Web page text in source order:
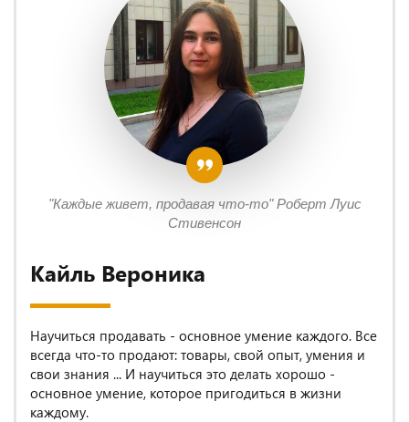
Кайль Вероника
Научиться продавать - основное умение каждого. Все
всегда что-то продают: товары, свой опыт, умения и
свои знания ... И научиться это делать хорошо -
основное умение, которое пригодиться в жизни
каждому.
"Каждые живет, продавая что-то" Роберт Луис
Стивенсон